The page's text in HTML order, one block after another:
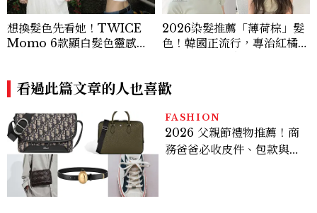
想換髮色先看她！TWICE
Momo 6款顯白髮色靈感推
2026染髮推薦「薄荷棕」髮
色！韓國正流行，專治紅橘
看過此篇文章的人也喜歡
FASHION
2026 父親節禮物推薦！商
務爸爸必收皮件、包款與鞋